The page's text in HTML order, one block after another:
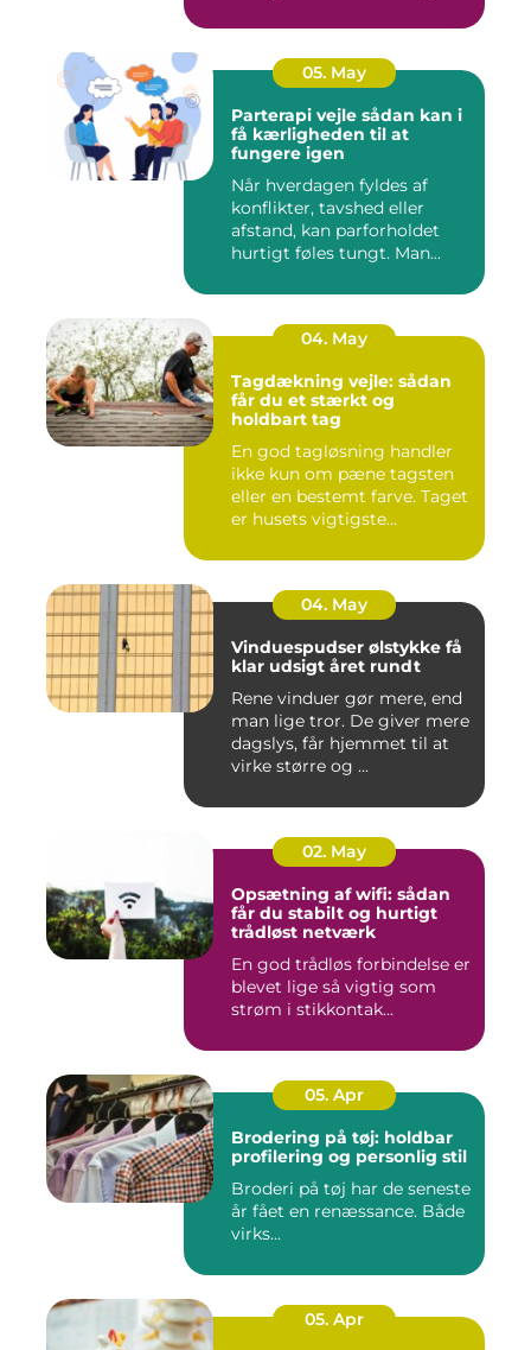
05. May
Parterapi vejle sådan kan i
få kærligheden til at
fungere igen
Når hverdagen fyldes af
konflikter, tavshed eller
afstand, kan parforholdet
hurtigt føles tungt. Man...
04. May
Tagdækning vejle: sådan
får du et stærkt og
holdbart tag
En god tagløsning handler
ikke kun om pæne tagsten
eller en bestemt farve. Taget
er husets vigtigste...
04. May
Vinduespudser ølstykke få
klar udsigt året rundt
Rene vinduer gør mere, end
man lige tror. De giver mere
dagslys, får hjemmet til at
virke større og ...
02. May
Opsætning af wifi: sådan
får du stabilt og hurtigt
trådløst netværk
En god trådløs forbindelse er
blevet lige så vigtig som
strøm i stikkontak...
05. Apr
Brodering på tøj: holdbar
profilering og personlig stil
Broderi på tøj har de seneste
år fået en renæssance. Både
virks...
05. Apr